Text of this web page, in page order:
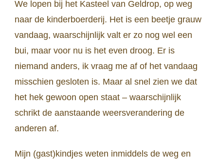
We lopen bij het Kasteel van Geldrop, op weg
naar de kinderboerderij. Het is een beetje grauw
vandaag, waarschijnlijk valt er zo nog wel een
bui, maar voor nu is het even droog. Er is
niemand anders, ik vraag me af of het vandaag
misschien gesloten is. Maar al snel zien we dat
het hek gewoon open staat – waarschijnlijk
schrikt de aanstaande weersverandering de
anderen af.
Mijn (gast)kindjes weten inmiddels de weg en